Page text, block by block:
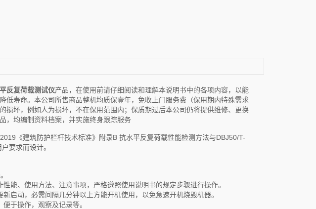
反复荷载测试仪产品，在使用前请仔细阅读和理解本说明书中的各项内容，以能
低寿命。本公司所售商品整机均质保壹年，免收上门服务费（保用期内特殊需求
损坏，例如人为损坏，不在保用范围内；保质期过后本公司仍将提供维修、更换
，均编制资料档案，并实施终身跟踪服务
《建筑防护栏杆技术标准》附录B 抗水平反复荷载性能检测方法与DBJ50/T-
要求而设计。
能、使用方法、注意事项，严格遵照使用说明书的规定步骤进行操作。
启动，必需间隔几分钟以上方能开机使用，以免急速开机烧毁机器。
于操作，观察及记录等。